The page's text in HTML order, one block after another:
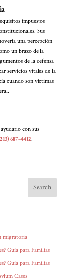
impuestos
Sus
una percepción
un brazo de la
de la defensa
servicios vitales de la
cuando son víctimas
con sus
687-4412.
migratoria
Guía para Familias
Guía para Familias
Cases